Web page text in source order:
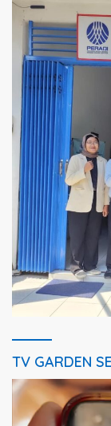
TV GARDEN
Pemutar
Video